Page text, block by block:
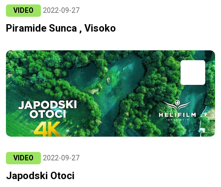
VIDEO 2022-09-27
Piramide Sunca , Visoko
VIDEO 2022-09-27
Japodski Otoci